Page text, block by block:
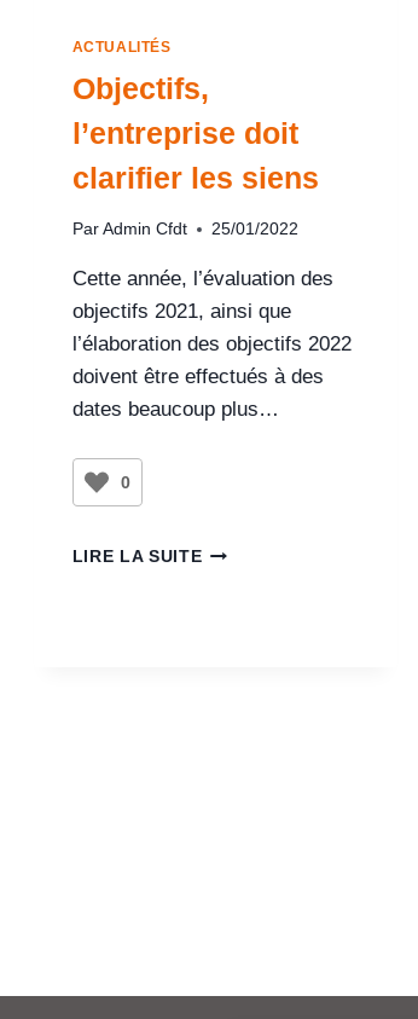
ACTUALITÉS
Objectifs,
l’entreprise doit
clarifier les siens
Par Admin Cfdt 25/01/2022
Cette année, l’évaluation des
objectifs 2021, ainsi que
l’élaboration des objectifs 2022
doivent être effectués à des
dates beaucoup plus…
0
LIRE LA SUITE